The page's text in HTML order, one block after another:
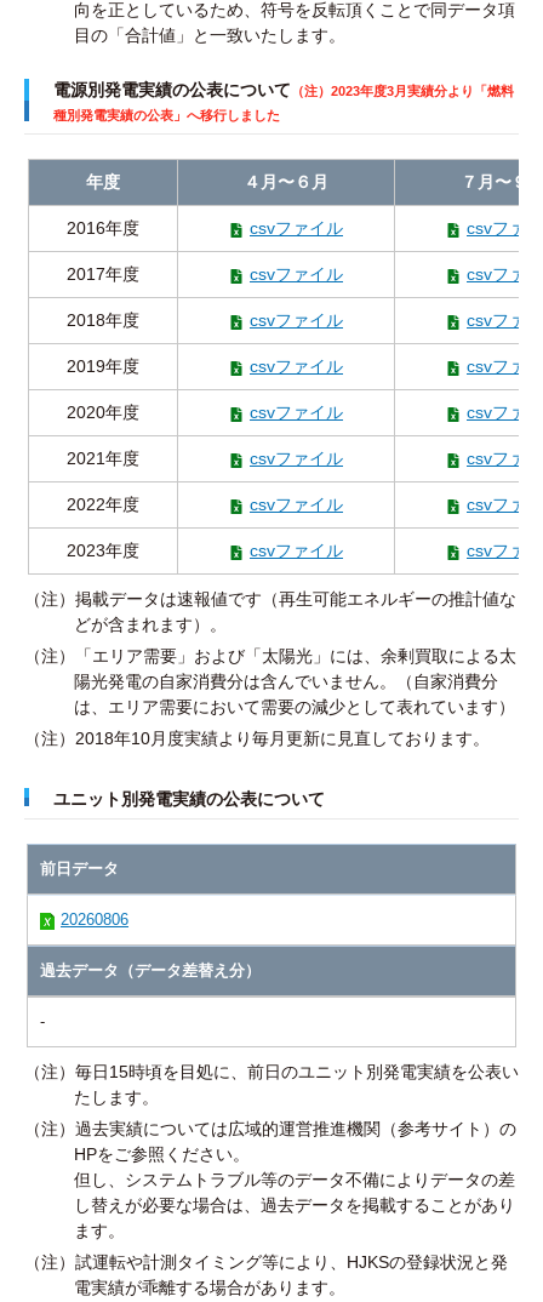
向を正としているため、符号を反転頂くことで同データ項
目の「合計値」と一致いたします。
電源別発電実績の公表について （注）2023年度3月実績分より「燃料
種別発電実績の公表」へ移行しました
年度 ４月〜６月 ７月〜９
2016年度 csvファイル csvファ
2017年度 csvファイル csvファ
2018年度 csvファイル csvファ
2019年度 csvファイル csvファ
2020年度 csvファイル csvファ
2021年度 csvファイル csvファ
2022年度 csvファイル csvファ
2023年度 csvファイル csvファ
（注）掲載データは速報値です（再生可能エネルギーの推計値な
どが含まれます）。
（注）「エリア需要」および「太陽光」には、余剰買取による太
陽光発電の自家消費分は含んでいません。（自家消費分
は、エリア需要において需要の減少として表れています）
（注）2018年10月度実績より毎月更新に見直しております。
ユニット別発電実績の公表について
前日データ
20260806
過去データ（データ差替え分）
-
（注）毎日15時頃を目処に、前日のユニット別発電実績を公表い
たします。
（注）過去実績については広域的運営推進機関（参考サイト）の
HPをご参照ください。
但し、システムトラブル等のデータ不備によりデータの差
し替えが必要な場合は、過去データを掲載することがあり
ます。
（注）試運転や計測タイミング等により、HJKSの登録状況と発
電実績が乖離する場合があります。